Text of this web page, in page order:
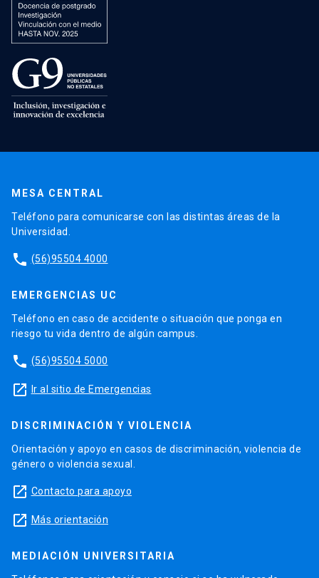
MESA CENTRAL
Teléfono para comunicarse con las distintas áreas de la
Universidad.
phone (56)95504 4000
EMERGENCIAS UC
Teléfono en caso de accidente o situación que ponga en
riesgo tu vida dentro de algún campus.
phone (56)95504 5000
launch Ir al sitio de Emergencias
DISCRIMINACIÓN Y VIOLENCIA
Orientación y apoyo en casos de discriminación, violencia de
género o violencia sexual.
launch Contacto para apoyo
launch Más orientación
MEDIACIÓN UNIVERSITARIA